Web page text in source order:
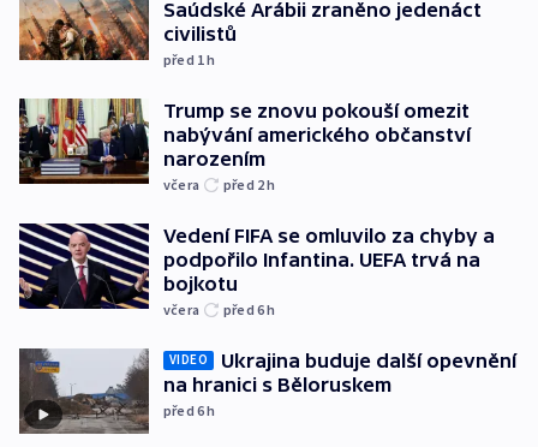
Saúdské Arábii zraněno jedenáct
civilistů
před 1h
Trump se znovu pokouší omezit
nabývání amerického občanství
narozením
včera před 2h
Vedení FIFA se omluvilo za chyby a
podpořilo Infantina. UEFA trvá na
bojkotu
včera před 6h
VIDEO
Ukrajina buduje další opevnění
na hranici s Běloruskem
před 6h